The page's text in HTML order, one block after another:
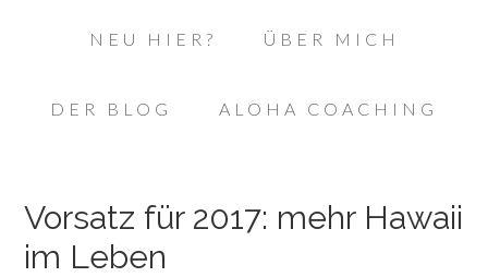
NEU HIER? ÜBER MICH
DER BLOG ALOHA COACHING
Vorsatz für 2017: mehr Hawaii
im Leben